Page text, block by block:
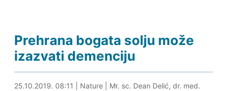
Prehrana bogata solju može
izazvati demenciju
25.10.2019. 08:39
25.10.2019. 08:11 Nature| Mr. sc. Dean Delić, dr. med.